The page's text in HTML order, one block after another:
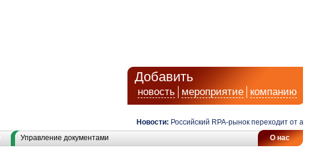
Добавить
новость мероприятие компанию
Новости: Российский RPA-рынок переходит от
О нас
Управление документами